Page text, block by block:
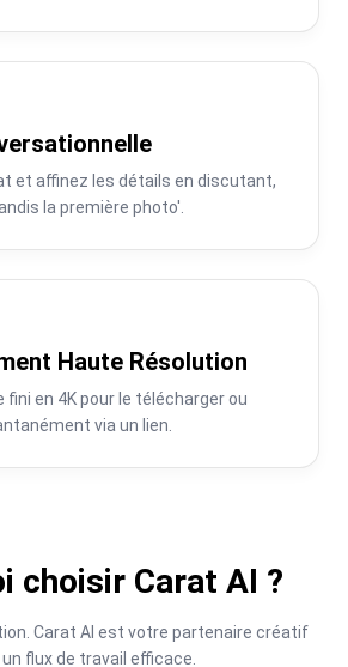
et affinez les détails en discutant,
la première photo'.
Haute Résolution
fini en 4K pour le télécharger ou
via un lien.
choisir Carat AI ?
Carat AI est votre partenaire créatif
flux de travail efficace.